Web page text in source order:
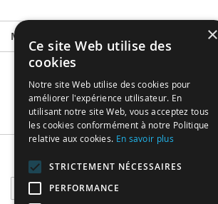
More Information
Sign
Up
Subscribe
×
Ce site Web utilise des
cookies
Notre site Web utilise des cookies pour
améliorer l'expérience utilisateur. En
utilisant notre site Web, vous acceptez tous
les cookies conformément à notre Politique
relative aux cookies. En savoir plus
STRICTEMENT NÉCESSAIRES
PERFORMANCE